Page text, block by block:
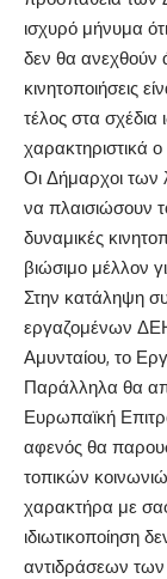
ισχυρό μήνυμα
δεν θα ανεχθούν
κινητοποιήσεις
τέλος στα
χαρακτηριστικά
Οι Δήμαρχοι των
να πλαισιώσουν
δυναμικές
βιώσιμο μέλλον
Στην κατάληψη
εργαζομένων
Αμυνταίου, το
Παράλληλα θα
Ευρωπαϊκή
αφενός θα
τοπικών
χαρακτήρα με
ιδιωτικοποίηση
αντιδράσεων